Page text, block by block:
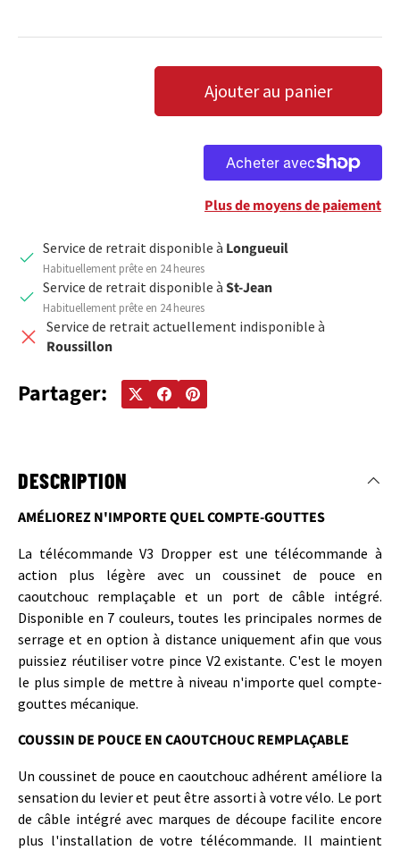
DIMINUER LA QUANTITÉ
AUGMENTER LA QUANTITÉ
Ajouter au panier
Plus de moyens de paiement
Service de retrait disponible à Longueuil
Habituellement prête en 24 heures
Service de retrait disponible à St-Jean
Habituellement prête en 24 heures
Service de retrait actuellement indisponible à
Roussillon
Partager:
DESCRIPTION
AMÉLIOREZ N'IMPORTE QUEL COMPTE-GOUTTES
La télécommande V3 Dropper est une télécommande à
action plus légère avec un coussinet de pouce en
caoutchouc remplaçable et un port de câble intégré.
Disponible en 7 couleurs, toutes les principales normes de
serrage et en option à distance uniquement afin que vous
puissiez réutiliser votre pince V2 existante. C'est le moyen
le plus simple de mettre à niveau n'importe quel compte-
gouttes mécanique.
COUSSIN DE POUCE EN CAOUTCHOUC REMPLAÇABLE
Un coussinet de pouce en caoutchouc adhérent améliore la
sensation du levier et peut être assorti à votre vélo. Le port
de câble intégré avec marques de découpe facilite encore
plus l'installation de votre télécommande. Il maintient